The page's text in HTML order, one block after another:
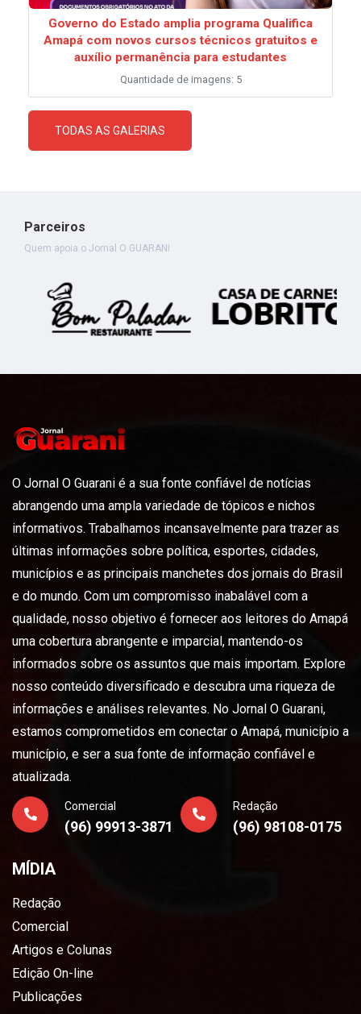
Governo do Estado amplia programa Qualifica
Amapá com novos cursos técnicos gratuitos e
auxílio permanência para estudantes
Quantidade de imagens: 5
TODAS AS GALERIAS
Parceiros
Quem apoia o Jornal O GUARANI
O Jornal O Guarani é a sua fonte confiável de notícias
abrangendo uma ampla variedade de tópicos e nichos
informativos. Trabalhamos incansavelmente para trazer as
últimas informações sobre política, esportes, cidades,
municípios e as principais manchetes dos jornais do Brasil
e do mundo. Com um compromisso inabalável com a
qualidade, nosso objetivo é fornecer aos leitores do Amapá
uma cobertura abrangente e imparcial, mantendo-os
informados sobre os assuntos que mais importam. Explore
nosso conteúdo diversificado e descubra uma riqueza de
informações e análises relevantes. No Jornal O Guarani,
estamos comprometidos em conectar o Amapá, município a
município, e ser a sua fonte de informação confiável e
atualizada.
Comercial
(96) 99913-3871
Redação
(96) 98108-0175
MÍDIA
Redação
Comercial
Artigos e Colunas
Edição On-line
Publicações